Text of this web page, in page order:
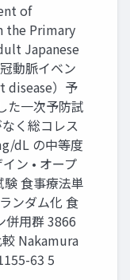
of
the Primary
Japanese
動脈イベン
disease）予
た一次予防試
く総コレス
dL の中等度
ン • オープ
食事療法単
ンダム化 食
併用群 3866
Nakamura
63 5